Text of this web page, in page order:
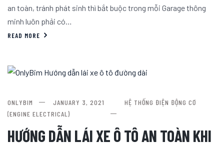
an toàn, tránh phát sinh thì bắt buộc trong mỗi Garage thông
minh luôn phải có…
READ MORE
ONLYBIM JANUARY 3, 2021
HỆ THỐNG ĐIỆN ĐỘNG CƠ
(ENGINE ELECTRICAL)
HƯỚNG DẪN LÁI XE Ô TÔ AN TOÀN KHI